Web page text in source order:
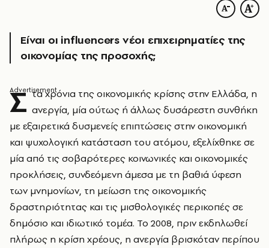
Είναι οι influencers νέοι επιχειρηματίες της
οικονομίας της προσοχής;
Σ τα χρόνια της οικονομικής κρίσης στην Ελλάδα, η
ανεργία, μία ούτως ή άλλως δυσάρεστη συνθήκη
με εξαιρετικά δυσμενείς επιπτώσεις στην οικονομική
και ψυχολογική κατάσταση του ατόμου, εξελίχθηκε σε
μία από τις σοβαρότερες κοινωνικές και οικονομικές
προκλήσεις, συνδεόμενη άμεσα με τη βαθιά ύφεση
των μνημονίων, τη μείωση της οικονομικής
δραστηριότητας και τις μισθολογικές περικοπές σε
δημόσιο και ιδιωτικό τομέα. Το 2008, πριν εκδηλωθεί
πλήρως η κρίση χρέους, η ανεργία βρισκόταν περίπου